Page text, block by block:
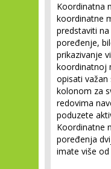
Koordinatna
koordinatne
predstaviti
poređenje,
prikazivanje
koordinatnoj
opisati važan
kolonom za
redovima
poduzete
Koordinatne
poređenja
imate više